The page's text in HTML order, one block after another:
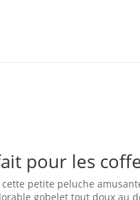
pour les
cette petite peluche
gobelet tout doux au